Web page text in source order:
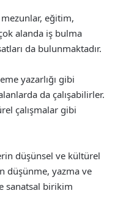
eğitim,
alanda iş bulma
da bulunmaktadır.
yazarlığı gibi
da çalışabilirler.
çalışmalar gibi
düşünsel ve kültürel
düşünme, yazma ve
sanatsal birikim